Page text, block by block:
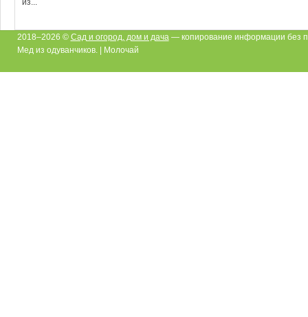
2018–2026 © Сад и огород, дом и дача — копирование информации без
Мед из одуванчиков. | Молочай